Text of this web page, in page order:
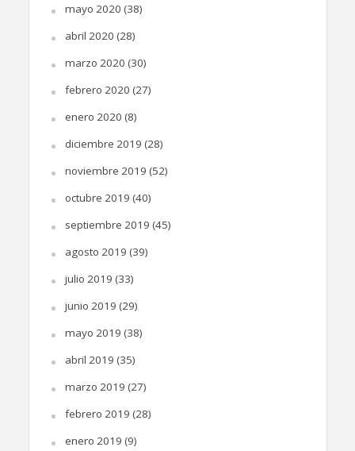
mayo 2020 (38)
abril 2020 (28)
marzo 2020 (30)
febrero 2020 (27)
enero 2020 (8)
diciembre 2019 (28)
noviembre 2019 (52)
octubre 2019 (40)
septiembre 2019 (45)
agosto 2019 (39)
julio 2019 (33)
junio 2019 (29)
mayo 2019 (38)
abril 2019 (35)
marzo 2019 (27)
febrero 2019 (28)
enero 2019 (9)